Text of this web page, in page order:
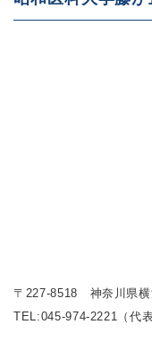
〒227-8518 神奈川県横
TEL:045-974-2221（代表